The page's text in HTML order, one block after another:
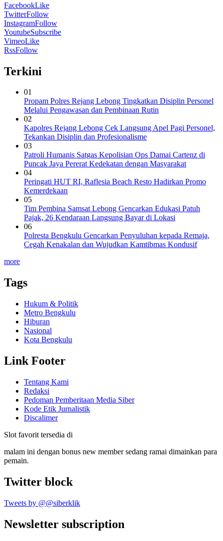
FacebookLike
TwitterFollow
InstagramFollow
YoutubeSubscribe
VimeoLike
RssFollow
Terkini
01
Propam Polres Rejang Lebong Tingkatkan Disiplin Personel
Melalui Pengawasan dan Pembinaan Rutin
02
Kapolres Rejang Lebong Cek Langsung Apel Pagi Personel,
Tekankan Disiplin dan Profesionalisme
03
Patroli Humanis Satgas Kepolisian Ops Damai Cartenz di
Puncak Jaya Pererat Kedekatan dengan Masyarakat
04
Peringati HUT RI, ‎Raflesia Beach Resto Hadirkan Promo
Kemerdekaan
05
Tim Pembina Samsat Lebong Gencarkan Edukasi Patuh
Pajak, 26 Kendaraan Langsung Bayar di Lokasi
06
Polresta Bengkulu Gencarkan Penyuluhan kepada Remaja,
Cegah Kenakalan dan Wujudkan Kamtibmas Kondusif
more
Tags
Hukum & Politik
Metro Bengkulu
Hiburan
Nasional
Kota Bengkulu
Link Footer
Tentang Kami
Redaksi
Pedoman Pemberitaan Media Siber
Kode Etik Jurnalistik
Discalimer
Slot favorit tersedia di
malam ini dengan bonus new member sedang ramai dimainkan para
pemain.
Twitter block
Tweets by @@siberklik
Newsletter subscription